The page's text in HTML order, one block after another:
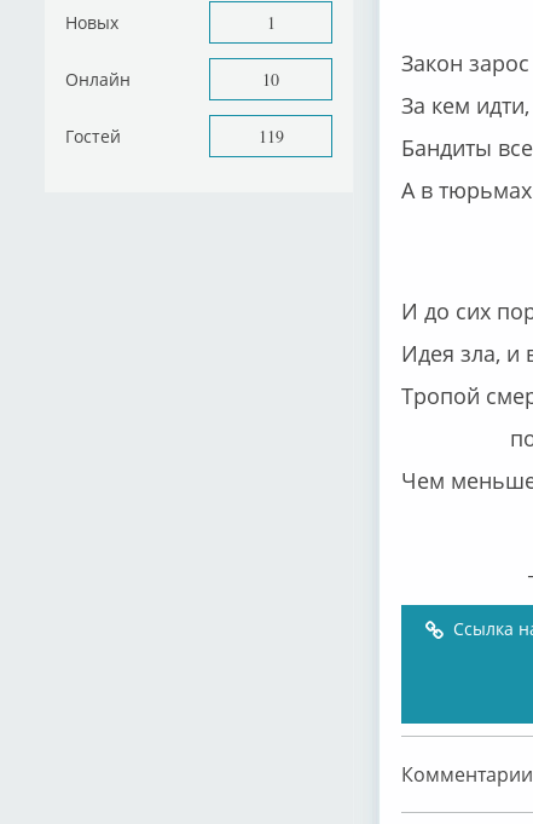
Новых 1
Онлайн 10
Гостей 119
Закон
За кем
Бандиты
А в тюрьмах
кто б
И до сих
Идея зла, и
Тропой
по
Чем
на
Ссылка